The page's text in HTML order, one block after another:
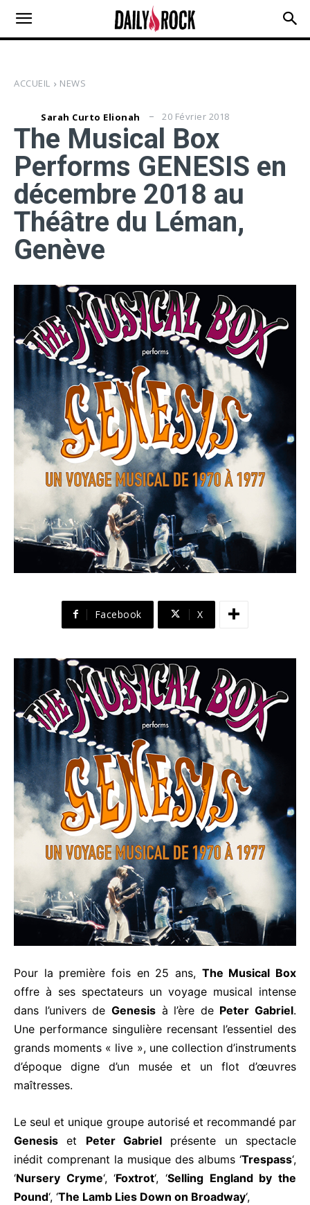
ACCUEIL NEWS
Sarah Curto Elionah 20 Février 2018
The Musical Box
Performs GENESIS en
décembre 2018 au
Théâtre du Léman,
Genève
Facebook X
Pour la première fois en 25 ans, The Musical Box
offre à ses spectateurs un voyage musical intense
dans l’univers de Genesisà l’ère de Peter Gabriel.
Une performance singulière recensant l’essentiel des
grands moments « live », une collection d’instruments
d’époque digne d’un musée et un flot d’œuvres
maîtresses.
Le seul et unique groupe autorisé et recommandé par
Genesis et Peter Gabriel présente un spectacle
inédit comprenant la musique des albums ‘Trespass‘,
‘Nursery Cryme‘, ‘Foxtrot‘, ‘Selling England by the
Pound‘, ‘The Lamb Lies Down on Broadway‘,